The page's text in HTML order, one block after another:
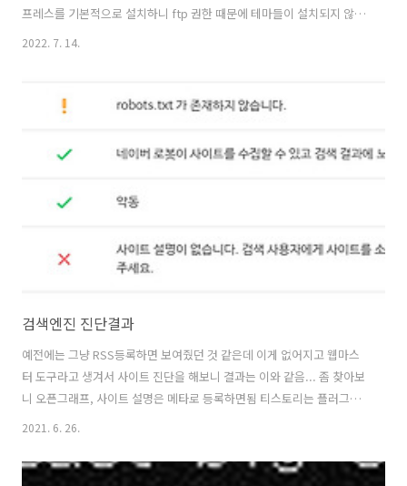
프레스를 기본적으로 설치하니 ftp 권한 때문에 테마들이 설치되지 않았
다 해결 방법은 워드프레스 폴더내에 wp-config.php 파일을 열고 윗쪽
define('FS_METHOD', 'direct'); 를 입력 적용하니 정상적으로 테마
ㅠㅠ 테마도 그렇고 언제 또 만들려나 ㅋㅋ 티스토리 블로그도 시작하고
거의 1년 만에 접속하는데 워드프레스 블로그까지.. 그래도 한번 시도는
2022. 7. 14.
검색엔진 진단결과
예전에는 그냥 RSS등록하면 보여줬던 것 같은데 이게 없어지고 웹마스
터 도구라고 생겨서 사이트 진단을 해보니 결과는 이와 같음... 좀 찾아보
니 오픈그래프, 사이트 설명은 메타로 등록하면됨 티스토리는 플러그인
으로 자동 설치되었음 플러그인 항목을 보면 3번째에 있음 선택하고 메
되어있음 수동으로 등록하시는분들은 html 안에 사이 상단에 넣어주면
2021. 6. 26.